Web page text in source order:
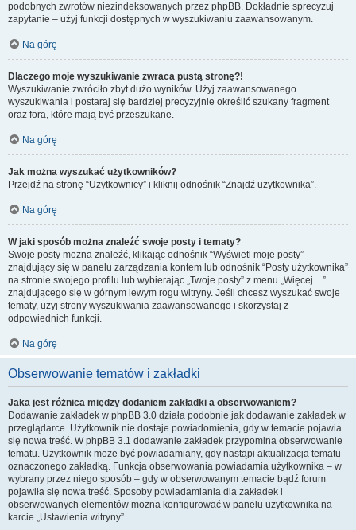
podobnych zwrotów niezindeksowanych przez phpBB. Dokładnie sprecyzuj
zapytanie – użyj funkcji dostępnych w wyszukiwaniu zaawansowanym.
Na górę
Dlaczego moje wyszukiwanie zwraca pustą stronę?!
Wyszukiwanie zwróciło zbyt dużo wyników. Użyj zaawansowanego
wyszukiwania i postaraj się bardziej precyzyjnie określić szukany fragment
oraz fora, które mają być przeszukane.
Na górę
Jak można wyszukać użytkowników?
Przejdź na stronę “Użytkownicy” i kliknij odnośnik “Znajdź użytkownika”.
Na górę
W jaki sposób można znaleźć swoje posty i tematy?
Swoje posty można znaleźć, klikając odnośnik “Wyświetl moje posty”
znajdujący się w panelu zarządzania kontem lub odnośnik “Posty użytkownika”
na stronie swojego profilu lub wybierając „Twoje posty” z menu „Więcej…”
znajdującego się w górnym lewym rogu witryny. Jeśli chcesz wyszukać swoje
tematy, użyj strony wyszukiwania zaawansowanego i skorzystaj z
odpowiednich funkcji.
Na górę
Obserwowanie tematów i zakładki
Jaka jest różnica między dodaniem zakładki a obserwowaniem?
Dodawanie zakładek w phpBB 3.0 działa podobnie jak dodawanie zakładek w
przeglądarce. Użytkownik nie dostaje powiadomienia, gdy w temacie pojawia
się nowa treść. W phpBB 3.1 dodawanie zakładek przypomina obserwowanie
tematu. Użytkownik może być powiadamiany, gdy nastąpi aktualizacja tematu
oznaczonego zakładką. Funkcja obserwowania powiadamia użytkownika – w
wybrany przez niego sposób – gdy w obserwowanym temacie bądź forum
pojawiła się nowa treść. Sposoby powiadamiania dla zakładek i
obserwowanych elementów można konfigurować w panelu użytkownika na
karcie „Ustawienia witryny”.